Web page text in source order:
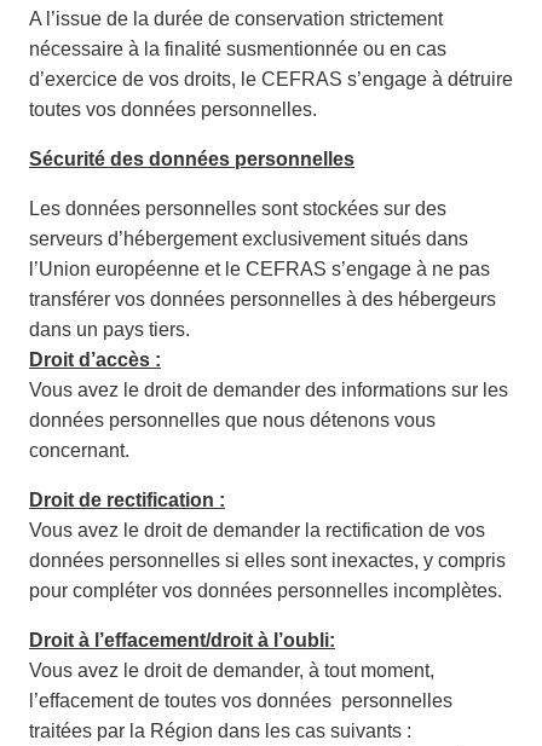
A l’issue de la durée de conservation strictement
nécessaire à la finalité susmentionnée ou en cas
d’exercice de vos droits, le CEFRAS s’engage à détruire
toutes vos données personnelles.
Sécurité des données personnelles
Les données personnelles sont stockées sur des
serveurs d’hébergement exclusivement situés dans
l’Union européenne et le CEFRAS s’engage à ne pas
transférer vos données personnelles à des hébergeurs
dans un pays tiers.
Droit d’accès :
Vous avez le droit de demander des informations sur les
données personnelles que nous détenons vous
concernant.
Droit de rectification :
Vous avez le droit de demander la rectification de vos
données personnelles si elles sont inexactes, y compris
pour compléter vos données personnelles incomplètes.
Droit à l’effacement/droit à l’oubli:
Vous avez le droit de demander, à tout moment,
l’effacement de toutes vos données personnelles
traitées par la Région dans les cas suivants :